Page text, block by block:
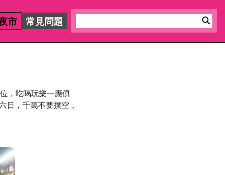
市 常見問題
，吃喝玩樂一應俱
日，千萬不要撲空，